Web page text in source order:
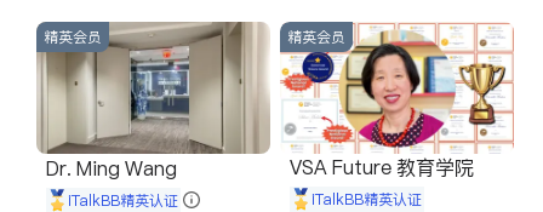
商铺租售
开发商建商
精英会员
Dr. Ming Wang
iTalkBB精英认证
精英会员
VSA Future 教育学院
iTalkBB精英认证